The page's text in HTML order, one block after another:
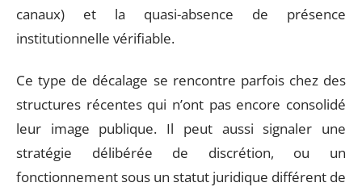
canaux) et la quasi-absence de présence
institutionnelle vérifiable.
Ce type de décalage se rencontre parfois chez des
structures récentes qui n’ont pas encore consolidé
leur image publique. Il peut aussi signaler une
stratégie délibérée de discrétion, ou un
fonctionnement sous un statut juridique différent de